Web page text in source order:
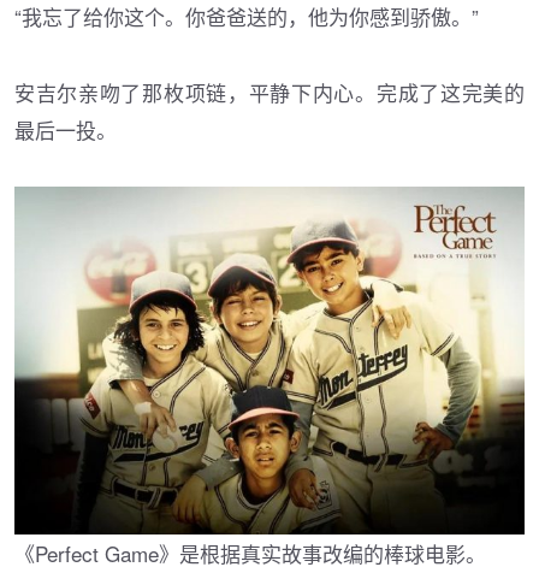
“我忘了给你这个。你爸爸送的，他为你感到骄傲。”
安吉尔亲吻了那枚项链，平静下内心。完成了这完美的
最后一投。
《Perfect Game》是根据真实故事改编的棒球电影。